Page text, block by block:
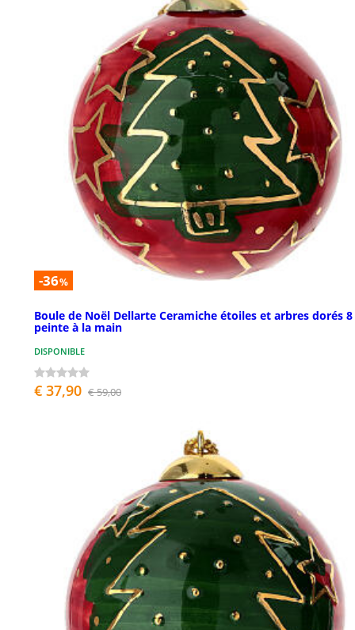
-36%
Boule de Noël Dellarte Ceramiche étoiles et arbres dorés
peinte à la main
DISPONIBLE
€ 37,90 € 59,00